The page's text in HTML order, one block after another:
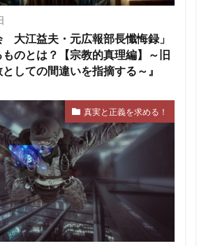
大江益夫・元広報部長懺悔録」
のとは？【宗教的真理編】～旧
しての間違いを指摘する～』
真実と正義を求める！